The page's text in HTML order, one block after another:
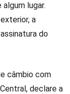
lugar.
a
do
câmbio com
declare a